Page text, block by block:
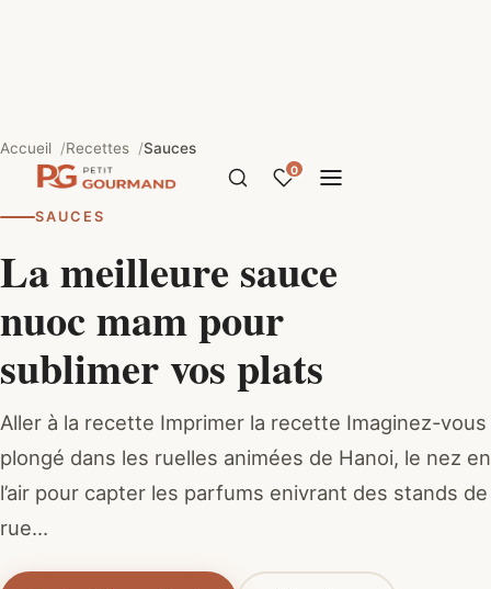
0
Accueil Recettes Sauces
SAUCES
La meilleure sauce
nuoc mam pour
sublimer vos plats
Aller à la recette Imprimer la recette Imaginez-vous
plongé dans les ruelles animées de Hanoi, le nez en
l’air pour capter les parfums enivrant des stands de
rue…